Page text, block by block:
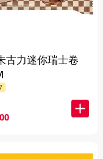
古力迷你瑞士卷